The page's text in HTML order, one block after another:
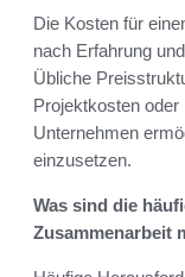
Die Kosten für
nach Erfahrung
Übliche
Projektkosten oder
Unternehmen
einzusetzen.
Was sind die
Zusammenarbeit